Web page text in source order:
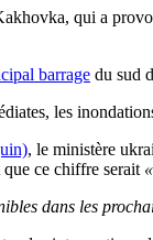
qui a
barrage du sud
les
, le ministère
ce chiffre serait
dans les